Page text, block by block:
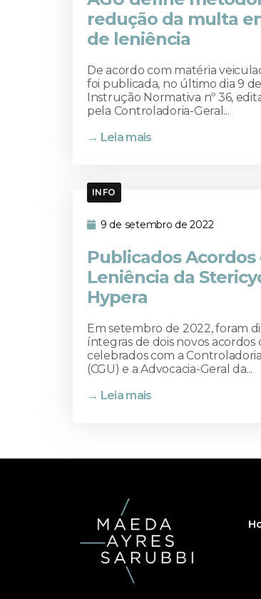
redução da multa
de leniência
De acordo com matéria
foi publicada, no último dia 9
Instrução Normativa nº 36,
pela Controladoria-Geral...
→ Leia mais
INFO
9 de setembro de 2022
Publicados Acordos
Leniência da
Hypera
Em setembro de 2022, foram
íntegras de dois novos acordos
celebrados com a
(CGU) e a Advocacia-Geral da...
→ Leia mais